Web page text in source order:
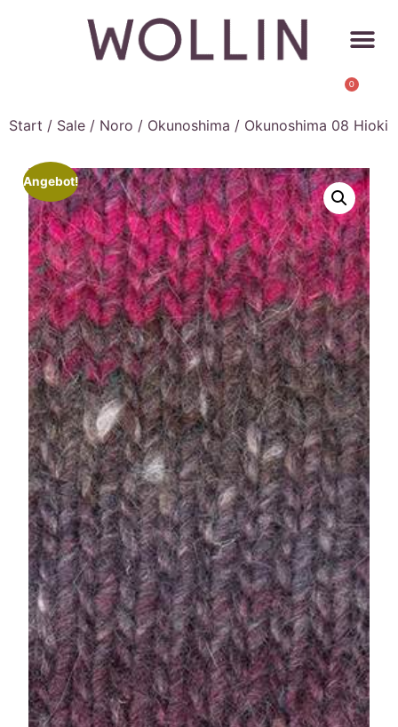
0
Start / Sale / Noro / Okunoshima / Okunoshima 08 Hioki
Angebot!